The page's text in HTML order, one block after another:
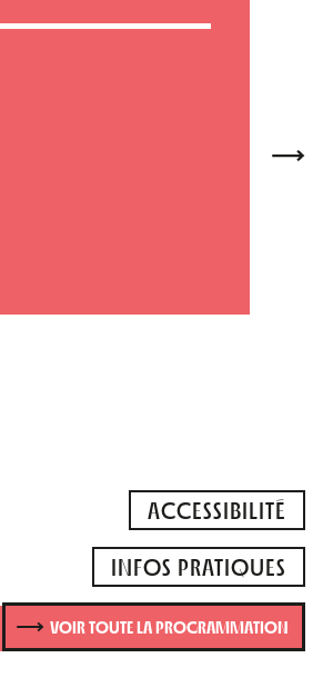
ACCESSIBILITÉ
INFOS PRATIQUES
VOIR TOUTE LA PROGRAMMATION